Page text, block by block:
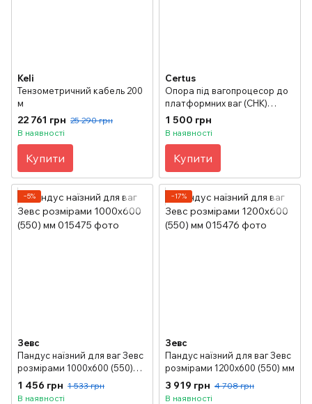
Keli
Тензометричний кабель 200
м
22 761 грн 25 290 грн
В наявності
Купити
Certus
Опора під вагопроцесор до
платформних ваг (СНК)
Certus
1 500 грн
В наявності
Купити
−5%
Зевс
Пандус наїзний для ваг Зевс
розмірами 1000х600 (550)
мм
1 456 грн 1 533 грн
В наявності
−17%
Зевс
Пандус наїзний для ваг Зевс
розмірами 1200х600 (550) мм
3 919 грн 4 708 грн
В наявності